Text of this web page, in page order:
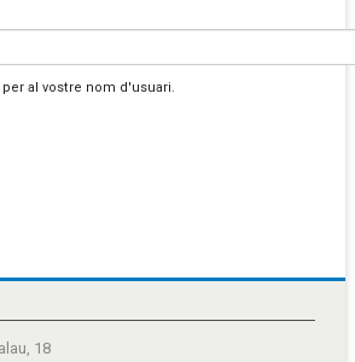
al vostre nom d'usuari.
18